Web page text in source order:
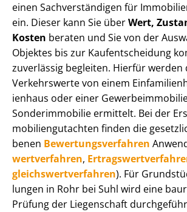
einen Sach­ver­stän­di­gen für
ein. Dieser kann Sie überWert,
Kosten beraten und Sie von der
Objektes bis zur Kauf­ent­schei­dung
zuverlässig begleiten. Hierfür werden
Verkehrswerte von einem
i­en­haus oder einer
Sonderimmobilie ermittelt. Bei der
mo­bi­li­en­gut­ach­ten finden die
be­nen Be­wer­tungs­ver­fah­ren
wert­ver­fah­ren,
gleichs­wert­ver­fah­ren). Für
lun­gen in Rohr bei Suhl wird eine
Prüfung der Liegenschaft